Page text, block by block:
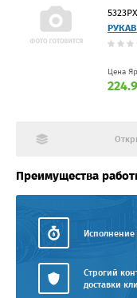
РУКАВ
Цена
Преимущества
Исполнение
Строгий
доставки